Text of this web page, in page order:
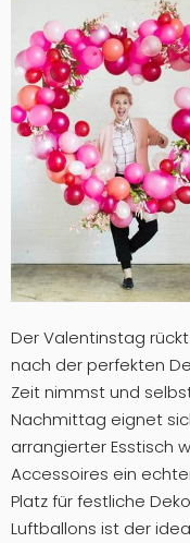
Der Valentinstag
nach der perfekten
Zeit nimmst und
Nachmittag eignet
arrangierter Esstisch
Accessoires ein
Platz für festliche
Luftballons ist der